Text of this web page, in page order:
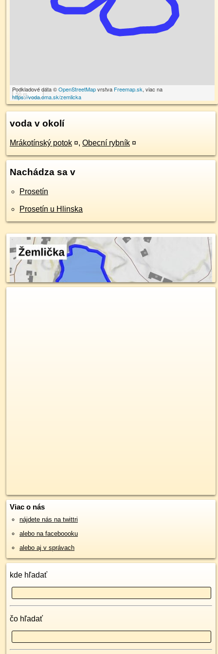
50 m
Podkladové dáta ©OpenStreetMapvrstva Freemap.sk, viac na
https://voda.oma.sk/zemlicka
voda v okolí
Mrákotínský potok ¤, Obecní rybník ¤
Nachádza sa v
Prosetín
Prosetín u Hlinska
Viac o nás
nájdete nás na twittri
alebo na faceboooku
alebo aj v správach
kde hľadať
čo hľadať